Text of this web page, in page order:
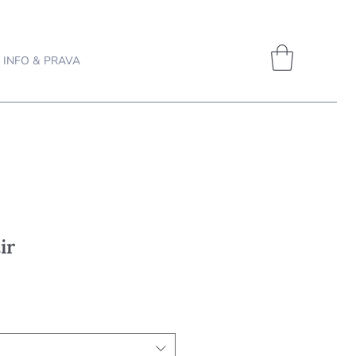
INFO & PRAVA